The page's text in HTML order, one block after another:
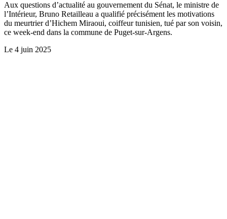
Aux questions d’actualité au gouvernement du Sénat, le ministre de
l’Intérieur, Bruno Retailleau a qualifié précisément les motivations
du meurtrier d’Hichem Miraoui, coiffeur tunisien, tué par son voisin,
ce week-end dans la commune de Puget-sur-Argens.
Le 4 juin 2025